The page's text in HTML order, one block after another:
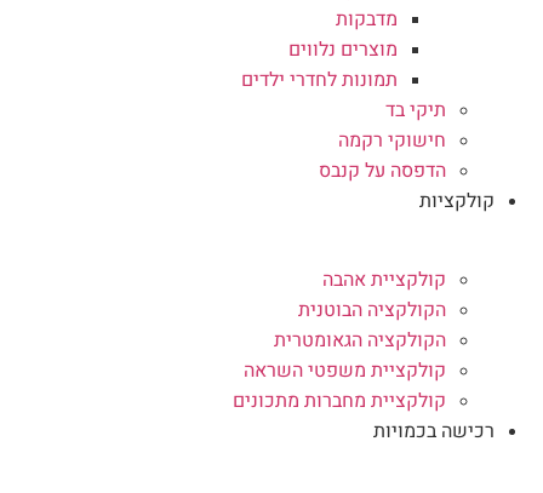
מדבקות
מוצרים נלווים
תמונות לחדרי ילדים
תיקי בד
חישוקי רקמה
הדפסה על קנבס
קולקציות
קולקציית אהבה
הקולקציה הבוטנית
הקולקציה הגאומטרית
קולקציית משפטי השראה
קולקציית מחברות מתכונים
רכישה בכמויות